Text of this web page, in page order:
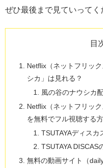
ぜひ最後まで見ていってく
目
Netflix（ネットフリッ
シカ」は見れる？
風の谷のナウシカ
Netflix（ネットフリッ
を無料でフル視聴する
TSUTAYAディスカ
TSUTAYA DISCAS
無料の動画サイト（